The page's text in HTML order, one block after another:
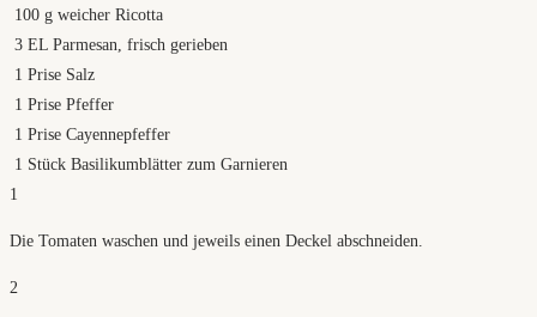
100 g weicher Ricotta
3 EL Parmesan, frisch gerieben
1 Prise Salz
1 Prise Pfeffer
1 Prise Cayennepfeffer
1 Stück Basilikumblätter zum Garnieren
1
Die Tomaten waschen und jeweils einen Deckel abschneiden.
2